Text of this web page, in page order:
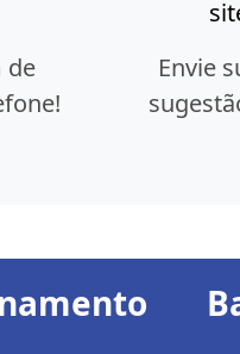
de
Envie